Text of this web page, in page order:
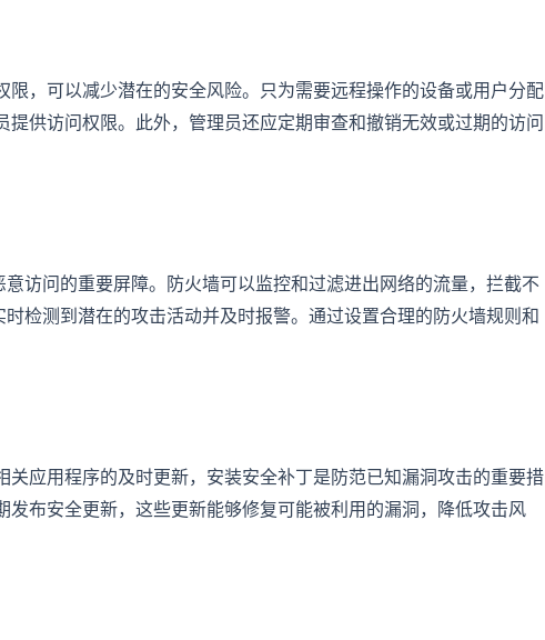
，可以减少潜在的安全风险。只为需要远程操作的设备或用户分配
供访问权限。此外，管理员还应定期审查和撤销无效或过期的访问
访问的重要屏障。防火墙可以监控和过滤进出网络的流量，拦截不
检测到潜在的攻击活动并及时报警。通过设置合理的防火墙规则和
应用程序的及时更新，安装安全补丁是防范已知漏洞攻击的重要措
布安全更新，这些更新能够修复可能被利用的漏洞，降低攻击风